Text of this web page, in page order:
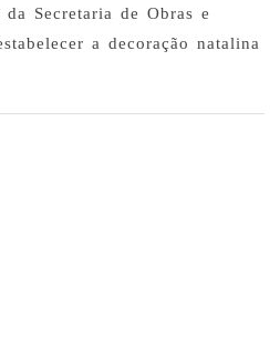
Secretaria de Obras e
a decoração natalina